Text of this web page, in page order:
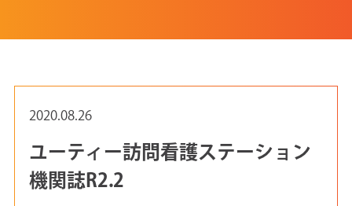
2020.08.26
ユーティー訪問看護ステーション
機関誌R2.2